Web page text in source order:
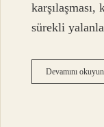
karşılaşması,
sürekli
Devamını okuyun